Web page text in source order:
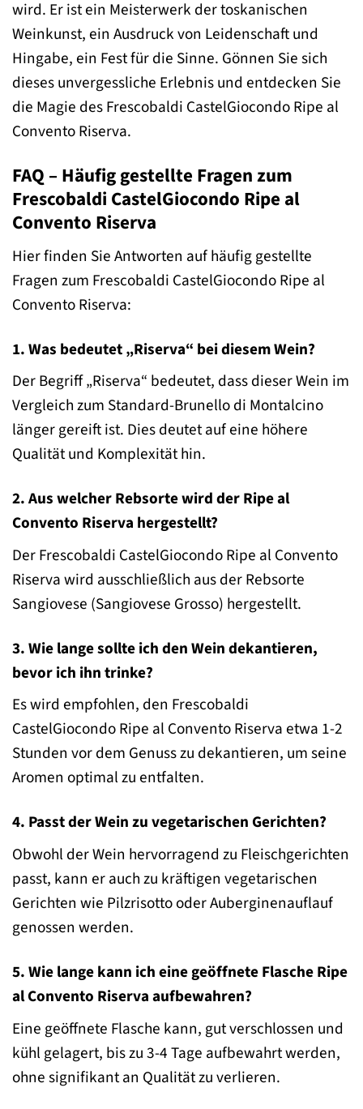
wird. Er ist ein Meisterwerk der toskanischen
Weinkunst, ein Ausdruck von Leidenschaft und
Hingabe, ein Fest für die Sinne. Gönnen Sie sich
dieses unvergessliche Erlebnis und entdecken Sie
die Magie des Frescobaldi CastelGiocondo Ripe al
Convento Riserva.
FAQ – Häufig gestellte Fragen zum
Frescobaldi CastelGiocondo Ripe al
Convento Riserva
Hier finden Sie Antworten auf häufig gestellte
Fragen zum Frescobaldi CastelGiocondo Ripe al
Convento Riserva:
1. Was bedeutet „Riserva“ bei diesem Wein?
Der Begriff „Riserva“ bedeutet, dass dieser Wein im
Vergleich zum Standard-Brunello di Montalcino
länger gereift ist. Dies deutet auf eine höhere
Qualität und Komplexität hin.
2. Aus welcher Rebsorte wird der Ripe al
Convento Riserva hergestellt?
Der Frescobaldi CastelGiocondo Ripe al Convento
Riserva wird ausschließlich aus der Rebsorte
Sangiovese (Sangiovese Grosso) hergestellt.
3. Wie lange sollte ich den Wein dekantieren,
bevor ich ihn trinke?
Es wird empfohlen, den Frescobaldi
CastelGiocondo Ripe al Convento Riserva etwa 1-2
Stunden vor dem Genuss zu dekantieren, um seine
Aromen optimal zu entfalten.
4. Passt der Wein zu vegetarischen Gerichten?
Obwohl der Wein hervorragend zu Fleischgerichten
passt, kann er auch zu kräftigen vegetarischen
Gerichten wie Pilzrisotto oder Auberginenauflauf
genossen werden.
5. Wie lange kann ich eine geöffnete Flasche Ripe
al Convento Riserva aufbewahren?
Eine geöffnete Flasche kann, gut verschlossen und
kühl gelagert, bis zu 3-4 Tage aufbewahrt werden,
ohne signifikant an Qualität zu verlieren.